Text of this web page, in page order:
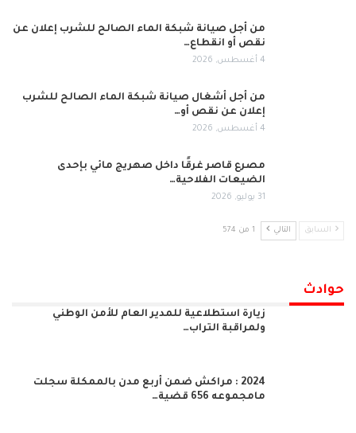
من أجل صيانة شبكة الماء الصالح للشرب إعلان عن
نقص أو انقطاع…
4 أغسطس, 2026
من أجل أشغال صيانة شبكة الماء الصالح للشرب
إعلان عن نقص أو…
4 أغسطس, 2026
مصرع قاصر غرقًا داخل صهريج مائي بإحدى
الضيعات الفلاحية…
31 يوليو, 2026
السابق التالي 1 من 574
حوادث
زيارة استطلاعية للمدير العام للأمن الوطني
ولمراقبة التراب…
2024 : مراكش ضمن أربع مدن بالممكلة سجلت
مامجموعه 656 قضية…